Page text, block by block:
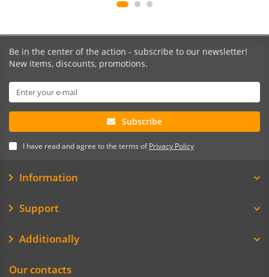
Be in the center of the action - subscribe to our newsletter!
New items, discounts, promotions.
Subscribe
I have read and agree to the terms ofPrivacy Policy
Information
Support
Additionally
Our contacts